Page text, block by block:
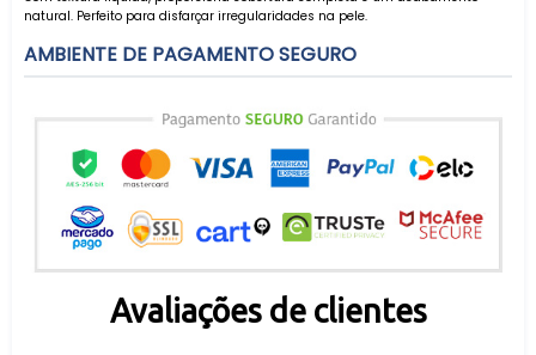
natural. Perfeito para disfarçar irregularidades na pele.
AMBIENTE DE PAGAMENTO SEGURO
Avaliações de clientes